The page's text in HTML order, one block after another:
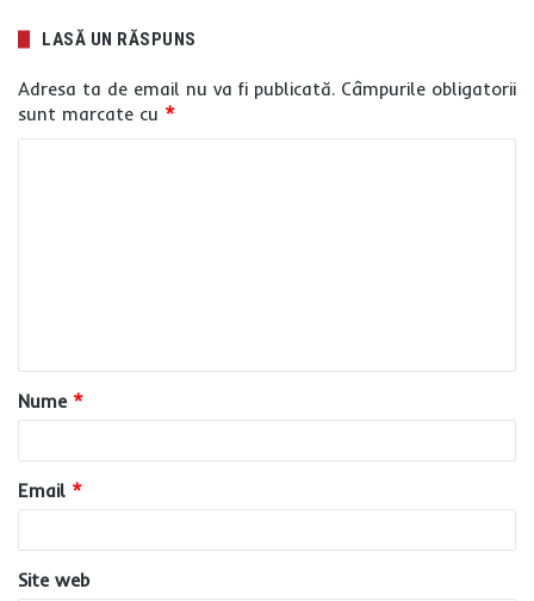
LASĂ UN RĂSPUNS
Adresa ta de email nu va fi publicată. Câmpurile obligatorii
sunt marcate cu *
a
r
u
*
Nume *
Email *
Site web